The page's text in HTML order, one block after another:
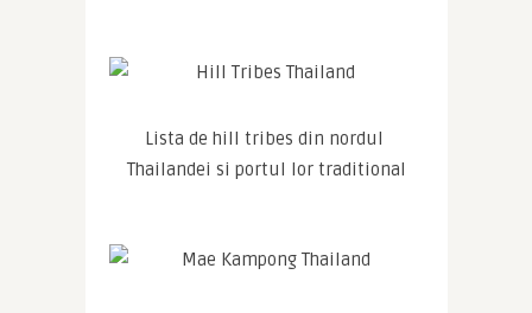
Lista de hill tribes din nordul
Thailandei si portul lor traditional